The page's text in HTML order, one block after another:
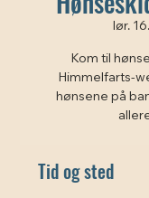
lør.
Kom til
Himmelfarts-
hønsene på
Tid og sted